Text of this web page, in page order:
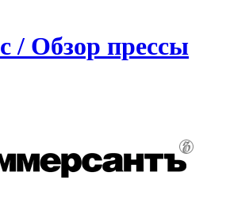
/ Обзор прессы